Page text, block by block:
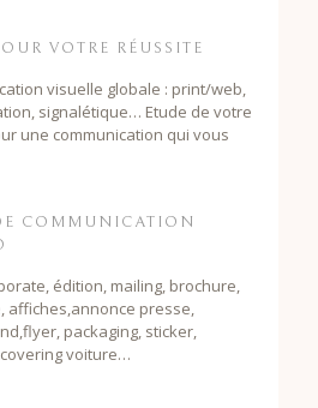
VOTRE RÉUSSITE
visuelle globale : print/web,
signalétique… Etude de votre
une communication qui vous
COMMUNICATION
édition, mailing, brochure,
affiches,annonce presse,
packaging, sticker,
voiture…